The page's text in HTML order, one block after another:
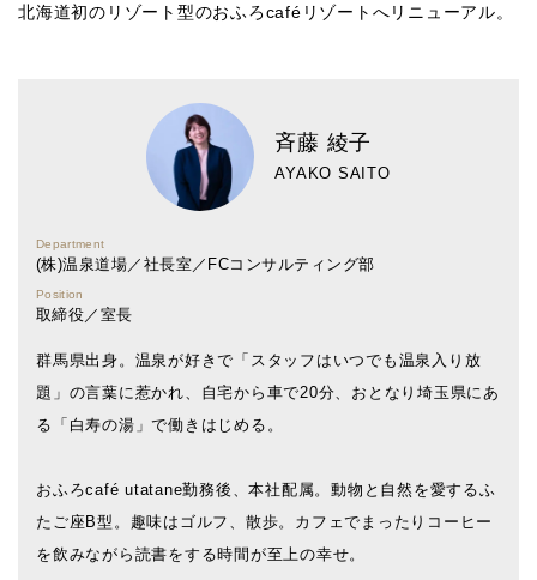
北海道初のリゾート型のおふろcaféリゾートへリニューアル。
斉藤 綾子
AYAKO SAITO
Department
(株)温泉道場／社長室／FCコンサルティング部
Position
取締役／室長
群馬県出身。温泉が好きで「スタッフはいつでも温泉入り放
題」の言葉に惹かれ、自宅から車で20分、おとなり埼玉県にあ
る「白寿の湯」で働きはじめる。
おふろcafé utatane勤務後、本社配属。動物と自然を愛するふ
たご座B型。趣味はゴルフ、散歩。カフェでまったりコーヒー
を飲みながら読書をする時間が至上の幸せ。